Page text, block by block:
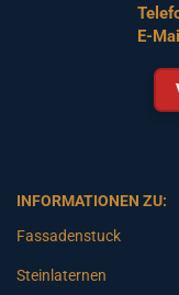
E-
INFORMATIONEN ZU:
Fassadenstuck
Steinlaternen